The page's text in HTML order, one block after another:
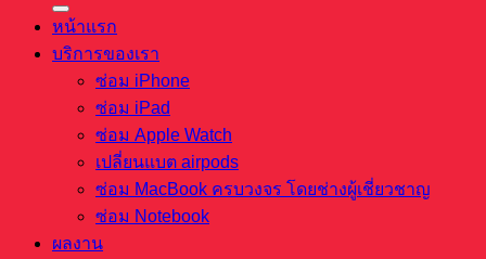
หน้าแรก
บริการของเรา
ซ่อม iPhone
ซ่อม iPad
ซ่อม Apple Watch
เปลี่ยนแบต airpods
ซ่อม MacBook ครบวงจร โดยช่างผู้เชี่ยวชาญ
ซ่อม Notebook
ผลงาน